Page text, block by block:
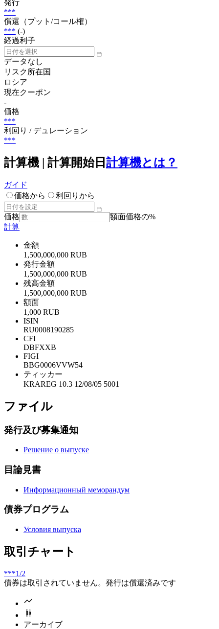
発行
***
償還（プット/コール権）
*** (-)
経過利子
データなし
リスク所在国
ロシア
現在クーポン
-
価格
***
利回り / デュレーション
***
計算機 | 計算開始日 計算機とは？
ガイド
価格から
利回りから
価格
額面価格の%
計算
金額
1,500,000,000 RUB
発行金額
1,500,000,000 RUB
残高金額
1,500,000,000 RUB
額面
1,000 RUB
ISIN
RU0008190285
CFI
DBFXXB
FIGI
BBG0006VVW54
ティッカー
KRAREG 10.3 12/08/05 5001
ファイル
発行及び募集通知
Решение о выпуске
目論見書
Информационный меморандум
債券プログラム
Условия выпуска
取引チャート
***1/2
債券は取引されていません。発行は償還済みです
アーカイブ